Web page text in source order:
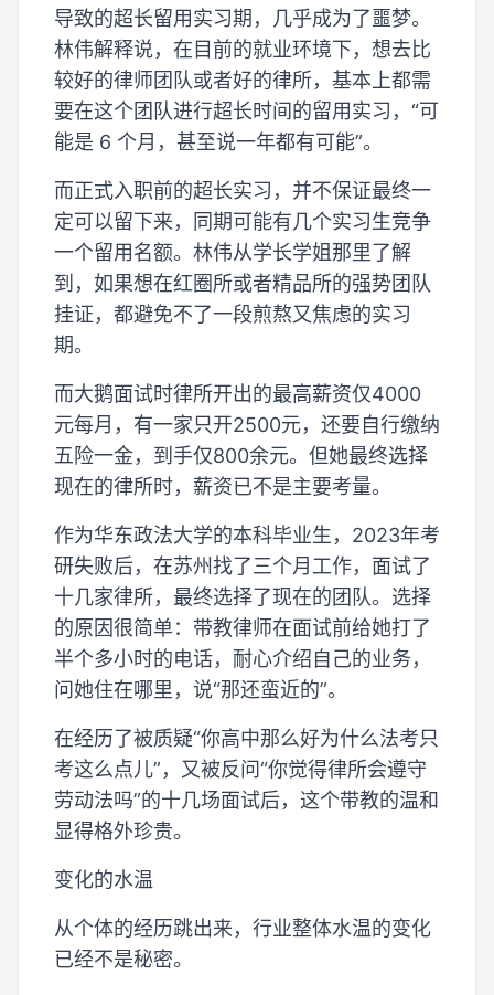
导致的超长留用实习期，几乎成为了噩梦。
林伟解释说，在目前的就业环境下，想去比
较好的律师团队或者好的律所，基本上都需
要在这个团队进行超长时间的留用实习，“可
能是 6 个月，甚至说一年都有可能”。
而正式入职前的超长实习，并不保证最终一
定可以留下来，同期可能有几个实习生竞争
一个留用名额。林伟从学长学姐那里了解
到，如果想在红圈所或者精品所的强势团队
挂证，都避免不了一段煎熬又焦虑的实习
期。
而大鹅面试时律所开出的最高薪资仅4000
元每月，有一家只开2500元，还要自行缴纳
五险一金，到手仅800余元。但她最终选择
现在的律所时，薪资已不是主要考量。
作为华东政法大学的本科毕业生，2023年考
研失败后，在苏州找了三个月工作，面试了
十几家律所，最终选择了现在的团队。选择
的原因很简单：带教律师在面试前给她打了
半个多小时的电话，耐心介绍自己的业务，
问她住在哪里，说“那还蛮近的”。
在经历了被质疑“你高中那么好为什么法考只
考这么点儿”，又被反问“你觉得律所会遵守
劳动法吗”的十几场面试后，这个带教的温和
显得格外珍贵。
变化的水温
从个体的经历跳出来，行业整体水温的变化
已经不是秘密。